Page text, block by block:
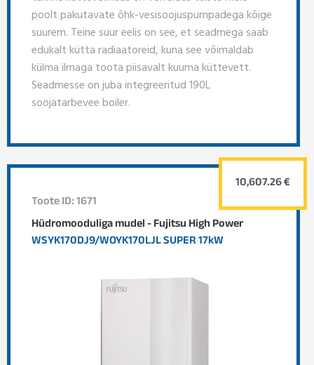
poolt pakutavate õhk-vesisoojuspumpadega kõige
suurem. Teine suur eelis on see, et seadmega saab
edukalt kütta radiaatoreid, kuna see võimaldab
külma ilmaga toota piisavalt kuuma küttevett.
Seadmesse on juba integreeritud 190L
soojatarbevee boiler.
Toote ID: 1671
Hüdromooduliga mudel - Fujitsu High Power
WSYK170DJ9/WOYK170LJL SUPER 17kW
10,607.26 €